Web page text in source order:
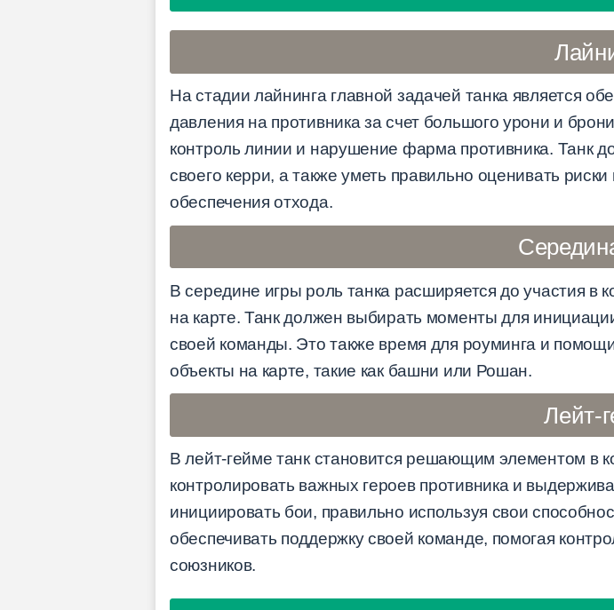
На стадии лайнинга главной задачей танка является
давления на противника за счет большого урони и
контроль линии и нарушение фарма противника. Танк
своего керри, а также уметь правильно оценивать
обеспечения отхода.
В середине игры роль танка расширяется до участия
на карте. Танк должен выбирать моменты для
своей команды. Это также время для роуминга и
объекты на карте, такие как башни или Рошан.
Лейт-
В лейт-гейме танк становится решающим элементом в
контролировать важных героев противника и
инициировать бои, правильно используя свои
обеспечивать поддержку своей команде, помогая
союзников.